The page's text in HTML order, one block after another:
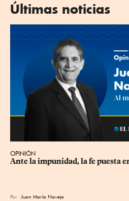
Últimas noticias
OPINIÓN
Ante la impunidad, la fe puesta
Por Juan María Naveja